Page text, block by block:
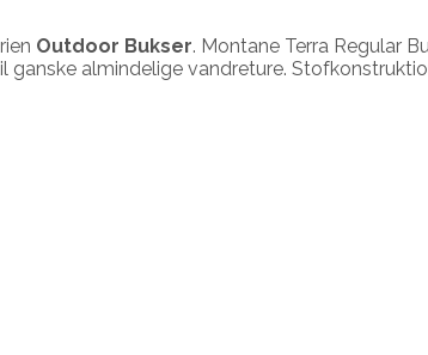
Outdoor Bukser. Montane Terra Regular
almindelige vandreture.